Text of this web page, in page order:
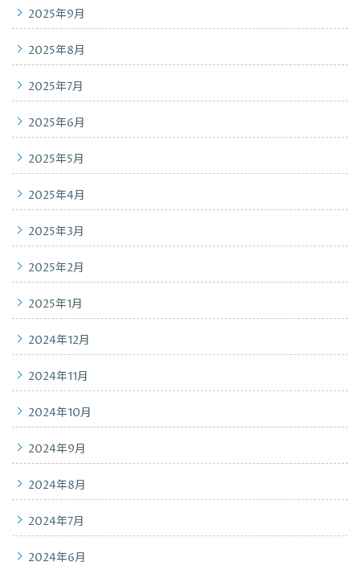
2025年9月
2025年8月
2025年7月
2025年6月
2025年5月
2025年4月
2025年3月
2025年2月
2025年1月
2024年12月
2024年11月
2024年10月
2024年9月
2024年8月
2024年7月
2024年6月